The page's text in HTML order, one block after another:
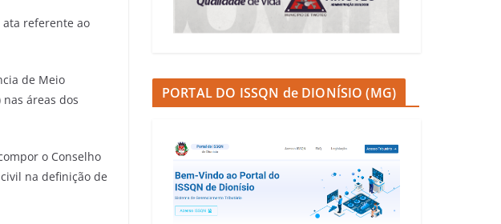
referente ao
de Meio
áreas dos
o Conselho
na definição de
PORTAL DO ISSQN de DIONÍSIO (MG)